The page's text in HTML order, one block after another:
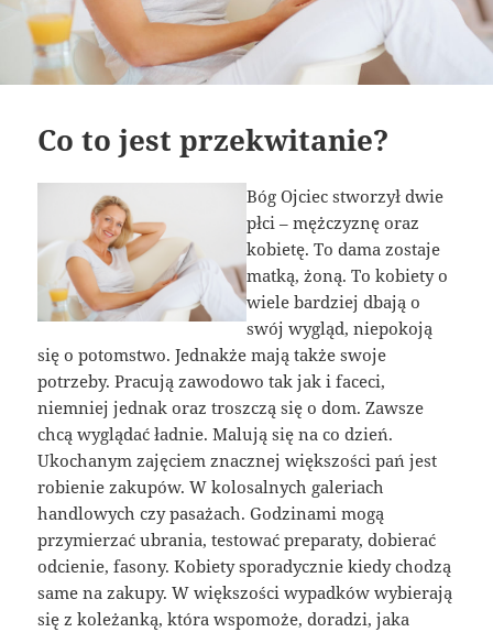
Co to jest przekwitanie?
Bóg Ojciec stworzył dwie
płci – mężczyznę oraz
kobietę. To dama zostaje
matką, żoną. To kobiety o
wiele bardziej dbają o
swój wygląd, niepokoją
się o potomstwo. Jednakże mają także swoje
potrzeby. Pracują zawodowo tak jak i faceci,
niemniej jednak oraz troszczą się o dom. Zawsze
chcą wyglądać ładnie. Malują się na co dzień.
Ukochanym zajęciem znacznej większości pań jest
robienie zakupów. W kolosalnych galeriach
handlowych czy pasażach. Godzinami mogą
przymierzać ubrania, testować preparaty, dobierać
odcienie, fasony. Kobiety sporadycznie kiedy chodzą
same na zakupy. W większości wypadków wybierają
się z koleżanką, która wspomoże, doradzi, jaka